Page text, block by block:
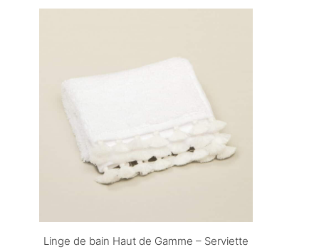
Linge de bain Haut de Gamme – Serviette